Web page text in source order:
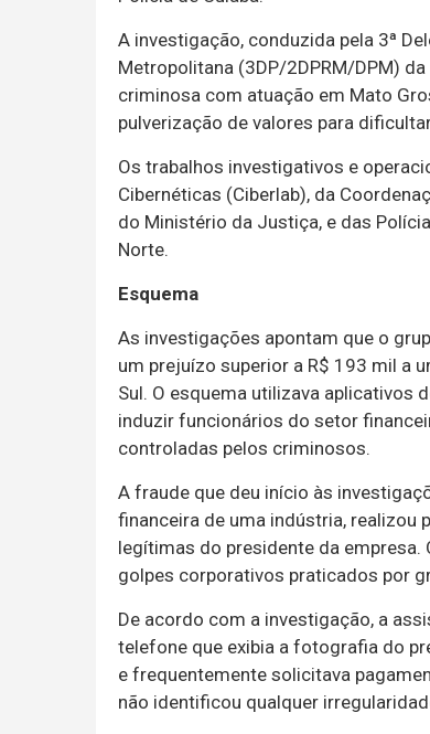
A investigação, conduzida pela 3ª
Metropolitana (3DP/2DPRM/DPM)
criminosa com atuação em Mato
pulverização de valores para
Os trabalhos investigativos e
Cibernéticas (Ciberlab), da
do Ministério da Justiça, e das
Norte.
Esquema
As investigações apontam que o
um prejuízo superior a R$ 193 mil a
Sul. O esquema utilizava aplicativos
induzir funcionários do setor
controladas pelos criminosos.
A fraude que deu início às
financeira de uma indústria, realizou
legítimas do presidente da
golpes corporativos praticados por
De acordo com a investigação, a
telefone que exibia a fotografia do
e frequentemente solicitava
não identificou qualquer